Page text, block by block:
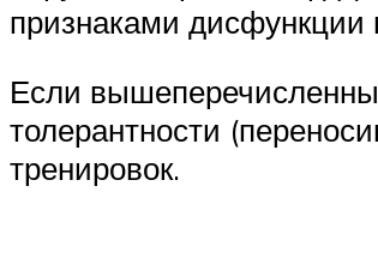
признаками
Если
толерантности
тренировок.